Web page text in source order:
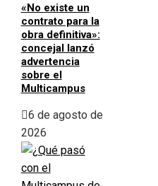
«No existe un
contrato para la
obra definitiva»:
concejal lanzó
advertencia
sobre el
Multicampus
6 de agosto de
2026